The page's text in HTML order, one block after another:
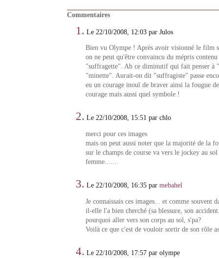
Commentaires
1. Le 22/10/2008, 12:03 par Julos
Bien vu Olympe ! Après avoir visionné le film
on ne peut qu'être convaincu du mépris
"suffragette". Ah ce diminutif qui fait penser à
"minette". Aurait-on dit "suffragiste" passe
eu un courage inouï de braver ainsi la fougue
courage mais aussi quel symbole !
2. Le 22/10/2008, 15:51 par chlo
merci pour ces images
mais on peut aussi noter que la majorité de la
sur le champs de course va vers le jockey au
femme.......
3. Le 22/10/2008, 16:35 parmebahel
Je connaissais ces images... et comme souvent
il-elle l'a bien cherché (sa blessure, son
pourquoi aller vers son corps au sol, s'pa?
Voilà ce que c'est de vouloir sortir de son rôle
4. Le 22/10/2008, 17:57 par olympe